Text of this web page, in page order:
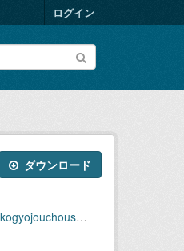
ログイン
ダウンロード
4.xlsx